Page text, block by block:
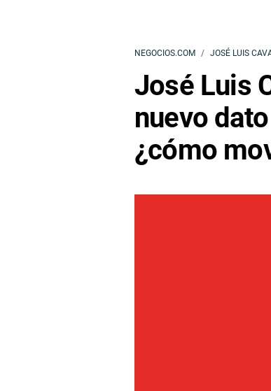
NEGOCIOS.COM JOSÉ LUIS
José Luis
nuevo
¿cómo